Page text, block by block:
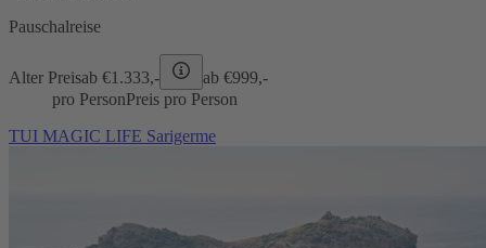
Pauschalreise
Alter Preisab €1.333,- ab €999,-
pro PersonPreis pro Person
TUI MAGIC LIFE Sarigerme